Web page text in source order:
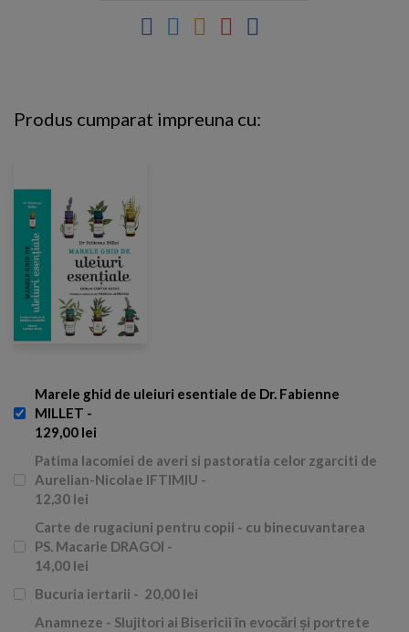
Produs cumparat impreuna cu:
Marele ghid de uleiuri esentiale de Dr. Fabienne
MILLET -
129,00 lei
Patima lacomiei de averi si pastoratia celor zgarciti de
Aurelian-Nicolae IFTIMIU -
12,30 lei
Carte de rugaciuni pentru copii - cu binecuvantarea
PS. Macarie DRAGOI -
14,00 lei
Bucuria iertarii - 20,00 lei
Anamneze - Slujitori ai Bisericii în evocări și portrete